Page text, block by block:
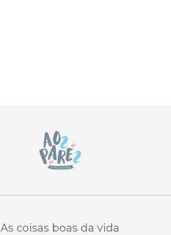
As coisas boas da vida